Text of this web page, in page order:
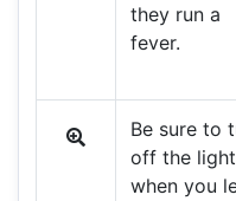
they run a
fever.
Be sure to
off the light
when you